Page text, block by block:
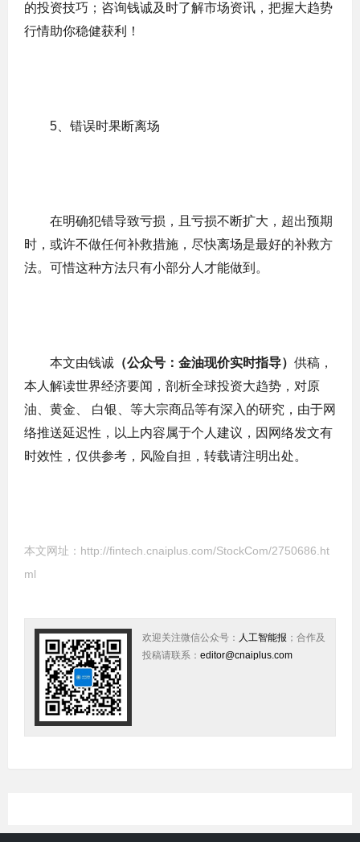
的投资技巧；咨询钱诚及时了解市场资讯，把握大趋势
行情助你稳健获利！
5、错误时果断离场
在明确犯错导致亏损，且亏损不断扩大，超出预期
时，或许不做任何补救措施，尽快离场是最好的补救方
法。可惜这种方法只有小部分人才能做到。
本文由钱诚 （公众号：金油现价实时指导） 供稿，
本人解读世界经济要闻，剖析全球投资大趋势，对原
油、黄金、 白银、等大宗商品等有深入的研究，由于网
络推送延迟性，以上内容属于个人建议，因网络发文有
时效性，仅供参考，风险自担，转载请注明出处。
本文网址： http://fintech.cnaiplus.com/StockCom/2750686.ht
ml
欢迎关注微信公众号： 人工智能报 ；合作及
投稿请联系： editor@cnaiplus.com